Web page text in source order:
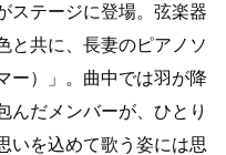
ステージに登場。弦楽器
と共に、長妻のピアノソ
ー）」。曲中では羽が降
んだメンバーが、ひとり
いを込めて歌う姿には思